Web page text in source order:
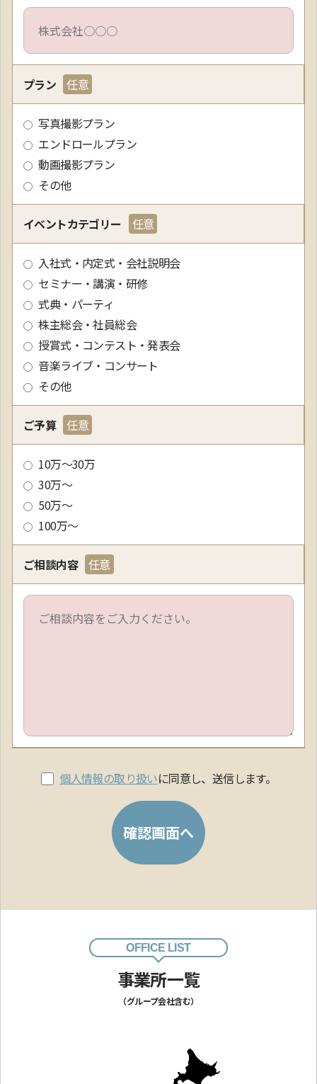
プラン
写真撮影プラン
エンドロールプラン
動画撮影プラン
その他
イベントカテゴリー
入社式・内定式・会社説明会
セミナー・講演・研修
式典・パーティ
株主総会・社員総会
授賞式・コンテスト・発表会
音楽ライブ・コンサート
その他
ご予算
10万～30万
30万～
50万～
100万～
ご相談内容
個人情報の取り扱いに同意し、送信します。
確認画面へ
OFFICE LIST
事業所一覧
（グループ会社含む）